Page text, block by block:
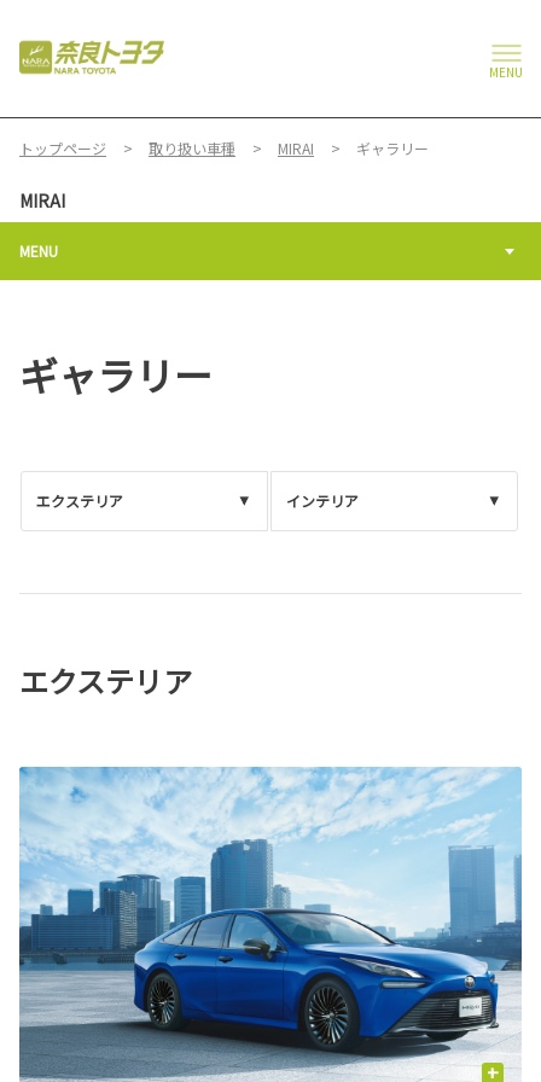
MENU
トップページ 取り扱い車種 MIRAI ギャラリー
MIRAI
MENU
ギャラリー
エクステリア インテリア
エクステリア
+